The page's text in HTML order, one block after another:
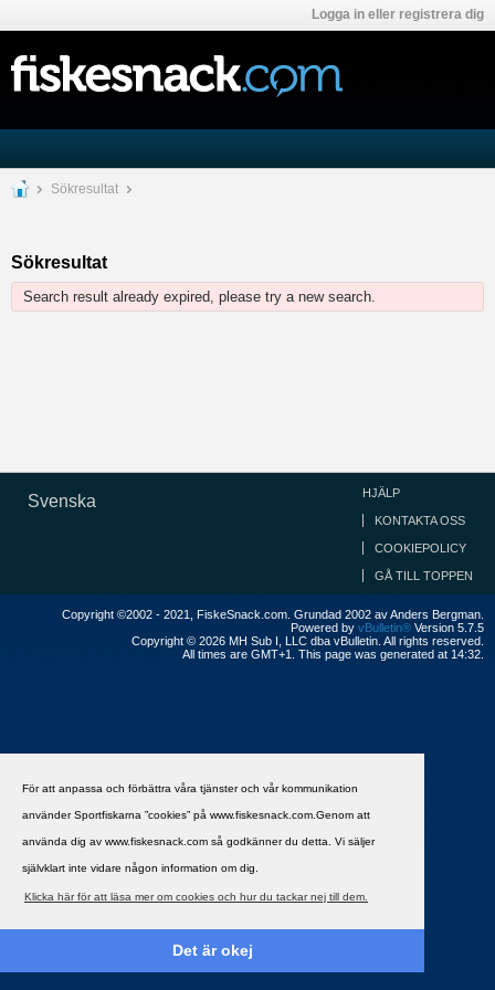
För att anpassa och förbättra våra tjänster och vår kommunikation
använder Sportfiskarna ”cookies” på www.fiskesnack.com.Genom att
använda dig av www.fiskesnack.com så godkänner du detta. Vi säljer
självklart inte vidare någon information om dig.
Klicka här för att läsa mer om cookies och hur du tackar nej till dem.
Det är okej
Logga in eller registrera dig
Sökresultat
Sökresultat
Search result already expired, please try a new search.
Svenska HJÄLP
KONTAKTA OSS
COOKIEPOLICY
GÅ TILL TOPPEN
Copyright ©2002 - 2021, FiskeSnack.com. Grundad 2002 av Anders Bergman.
Powered by vBulletin® Version 5.7.5
Copyright © 2026 MH Sub I, LLC dba vBulletin. All rights reserved.
All times are GMT+1. This page was generated at 14:32.